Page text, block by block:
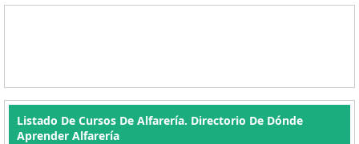
Listado De Cursos De Alfarería. Directorio De Dónde
Aprender Alfarería